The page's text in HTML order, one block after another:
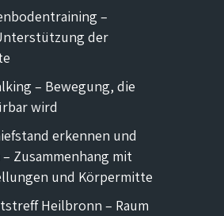
–
der
– Bewegung, die
wird
erkennen und
Zusammenhang mit
und Körpermitte
Heilbronn – Raum